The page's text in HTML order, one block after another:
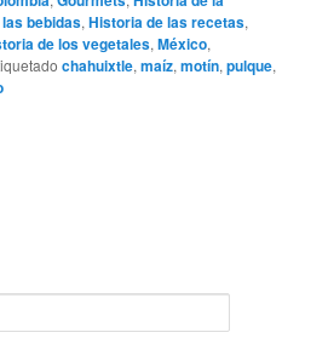
bebidas,Historia de las recetas,
de los vegetales,México,
chahuixtle,maíz,motín,pulque,